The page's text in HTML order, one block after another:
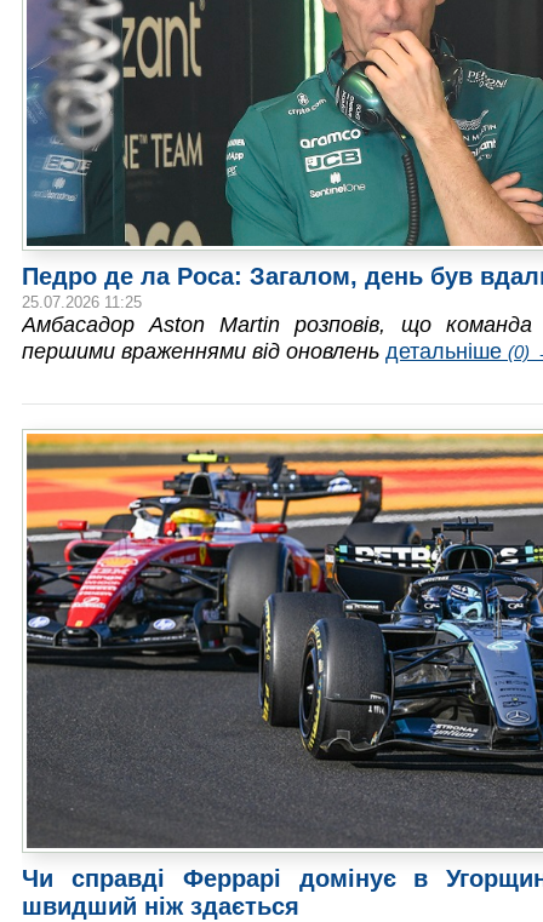
Педро де ла Роса: Загалом, день був
25.07.2026 11:25
Амбасадор Aston Martin розповів, що команда
першими враженнями від оновлень детальніше (0)
Чи справді Феррарі домінує в
швидший ніж здається